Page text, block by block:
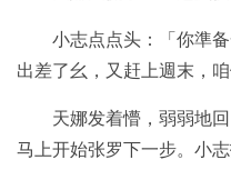
小志点点头：「你準
出差了幺，又赶上週末，咱
天娜发着懵，弱弱地
马上开始张罗下一步。小